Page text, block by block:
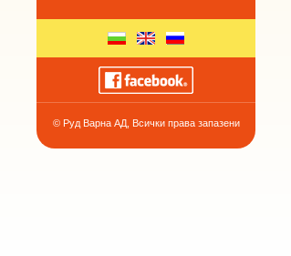
© Руд Варна АД, Всички права запазени